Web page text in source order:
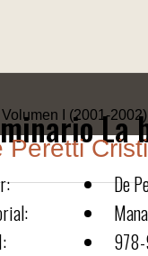
I (2001-2002)
La
Peretti
De